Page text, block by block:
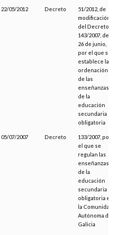
22/05/2012 Decreto
51/2012, de
modificación
del Decreto
143/2007, de
26 de junio,
por el que se
establece la
ordenación
de las
enseñanzas
de la
educación
secundaria
obligatoria
05/07/2007 Decreto
133/2007, por
el que se
regulan las
enseñanzas
de la
educación
secundaria
obligatoria en
la Comunidad
Autónoma de
Galicia